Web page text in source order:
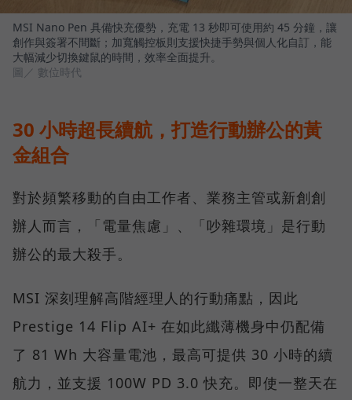
MSI Nano Pen 具備快充優勢，充電 13 秒即可使用約 45 分鐘，讓
創作與簽署不間斷；加寬觸控板則支援快捷手勢與個人化自訂，能
大幅減少切換鍵鼠的時間，效率全面提升。
圖／ 數位時代
30 小時超長續航，打造行動辦公的黃
金組合
對於頻繁移動的自由工作者、業務主管或新創創
辦人而言，「電量焦慮」、「吵雜環境」是行動
辦公的最大殺手。
MSI 深刻理解高階經理人的行動痛點，因此
Prestige 14 Flip AI+ 在如此纖薄機身中仍配備
了 81 Wh 大容量電池，最高可提供 30 小時的續
航力，並支援 100W PD 3.0 快充。即使一整天在